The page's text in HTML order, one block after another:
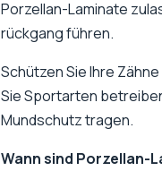
Porzellan-Laminate
rückgang führen.
Schützen Sie Ihre
Sie Sportarten
Mundschutz tragen.
Wann sind Porzellan-